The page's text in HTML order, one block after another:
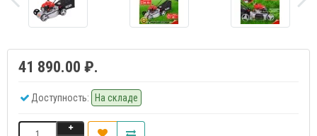
41 890.00 ₽.
Доступность: На складе